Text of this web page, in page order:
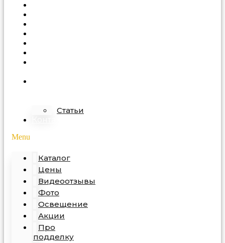
Статьи
Menu
Каталог
Цены
Видеоотзывы
Фото
Освещение
Акции
Про
подделку